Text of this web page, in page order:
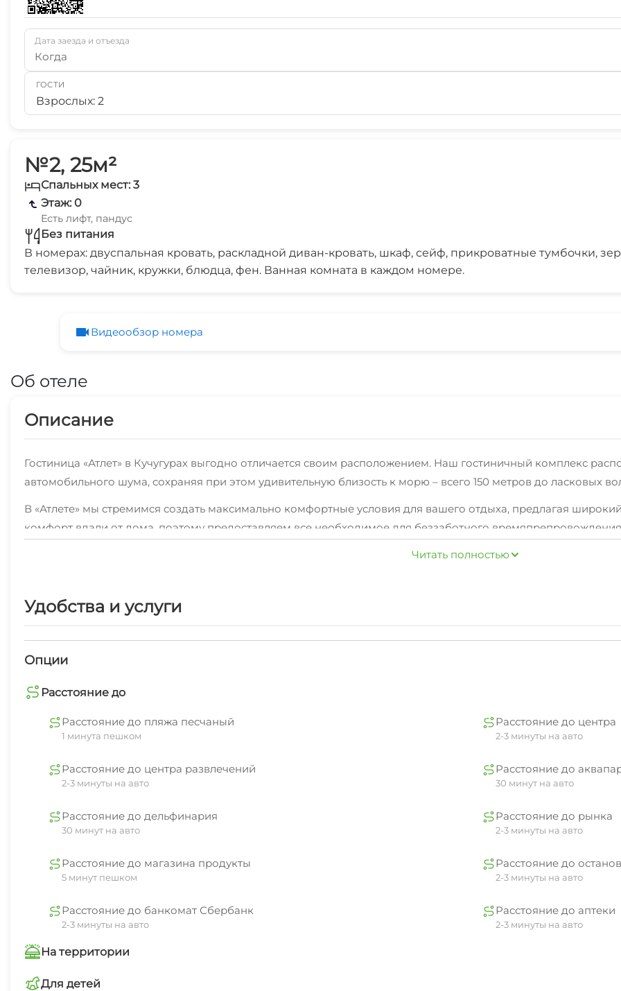
№2, 25м²
Спальных мест: 3
Этаж: 0
Есть лифт, пандус
Без питания
В номерах: двуспальная кровать, раскладной диван-кровать, шкаф, сейф, прикроватные тумбочки,
телевизор, чайник, кружки, блюдца, фен. Ванная комната в каждом номере.
Видеообзор номера
Об отеле
Описание
Гостиница «Атлет» в Кучугурах выгодно отличается своим расположением. Наш гостиничный комплекс
автомобильного шума, сохраняя при этом удивительную близость к морю – всего 150 метров до ласковых
В «Атлете» мы стремимся создать максимально комфортные условия для вашего отдыха, предлагая
комфорт вдали от дома, поэтому предоставляем все необходимое для беззаботного времяпрепровождения.
Для вашего удобства мы организуем трансфер (услуга платная), чтобы вы могли без хлопот добраться до
На территории гостиницы расположен бассейн, где вы сможете освежиться и поплавать в жаркий день. Для
где они смогут весело и безопасно проводить время. Зеленый двор станет прекрасным местом для отдыха
Для вашего удобства на каждом этаже доступна гладильная доска и утюг (бесплатно). Разнообразить
маленьких путешественников мы предлагаем детский манеж. Мы заботимся о каждом аспекте вашего
воспоминания.
Читать полностью
Удобства и услуги
Опции
Расстояние до
Расстояние до пляжа песчаный
1 минута пешком
Расстояние до центра
2-3 минуты на авто
Расстояние до центра развлечений
2-3 минуты на авто
Расстояние до
30 минут на авто
Расстояние до дельфинария
30 минут на авто
Расстояние до рынка
2-3 минуты на авто
Расстояние до магазина продукты
5 минут пешком
Расстояние до
2-3 минуты на авто
Расстояние до банкомат Сбербанк
2-3 минуты на авто
Расстояние до аптеки
2-3 минуты на авто
На территории
Мангал
Для детей
Дата заезда и отъезда
Когда
ГОСТИ
Взрослых: 2